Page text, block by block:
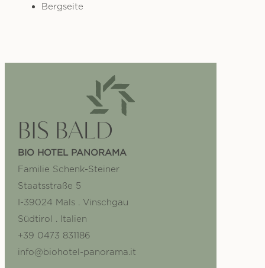
Bergseite
BIS BALD
BIO HOTEL PANORAMA
Familie Schenk-Steiner
Staatsstraße 5
I-39024 Mals . Vinschgau
Südtirol . Italien
+39 0473 831186
info@biohotel-panorama.it